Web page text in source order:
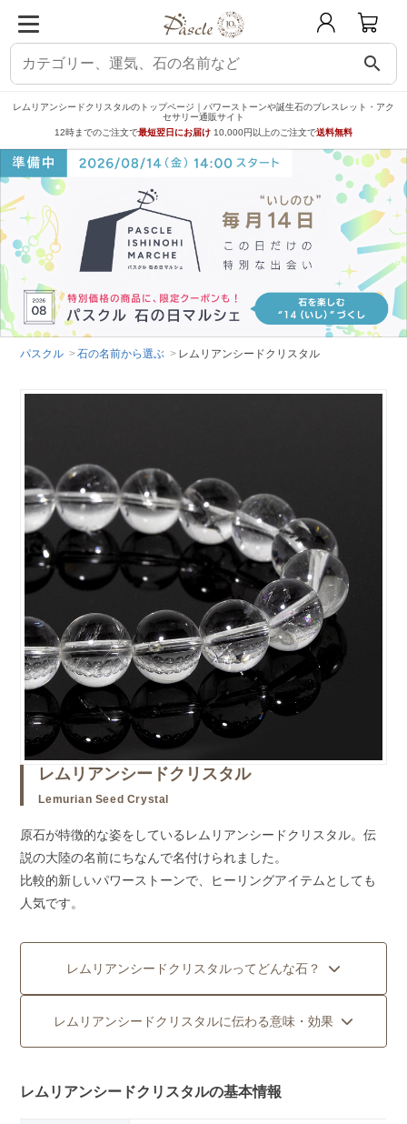
search
レムリアンシードクリスタルのトップページ｜パワーストーンや誕生石のブレスレット・アク
セサリー通販サイト
12時までのご注文で最短翌日にお届け 10,000円以上のご注文で送料無料
パスクル 石の名前から選ぶ レムリアンシードクリスタル
レムリアンシードクリスタル
Lemurian Seed Crystal
原石が特徴的な姿をしているレムリアンシードクリスタル。伝
説の大陸の名前にちなんで名付けられました。
比較的新しいパワーストーンで、ヒーリングアイテムとしても
人気です。
レムリアンシードクリスタルってどんな石？
レムリアンシードクリスタルに伝わる意味・効果
レムリアンシードクリスタルの基本情報